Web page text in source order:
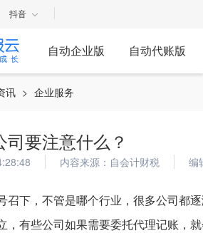
抖音
自动企业版 自动代账版
讯 > 企业服务
要注意什么？
内容来源：自会计财税 编
召下，不管是哪个行业，很多公司都
，有些公司如果需要委托代理记账，